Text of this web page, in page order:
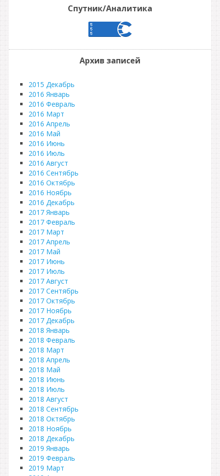
Спутник/Аналитика
Архив записей
2015 Декабрь
2016 Январь
2016 Февраль
2016 Март
2016 Апрель
2016 Май
2016 Июнь
2016 Июль
2016 Август
2016 Сентябрь
2016 Октябрь
2016 Ноябрь
2016 Декабрь
2017 Январь
2017 Февраль
2017 Март
2017 Апрель
2017 Май
2017 Июнь
2017 Июль
2017 Август
2017 Сентябрь
2017 Октябрь
2017 Ноябрь
2017 Декабрь
2018 Январь
2018 Февраль
2018 Март
2018 Апрель
2018 Май
2018 Июнь
2018 Июль
2018 Август
2018 Сентябрь
2018 Октябрь
2018 Ноябрь
2018 Декабрь
2019 Январь
2019 Февраль
2019 Март